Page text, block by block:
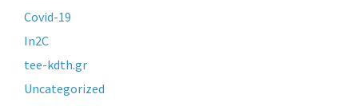
Covid-19
In2C
tee-kdth.gr
Uncategorized